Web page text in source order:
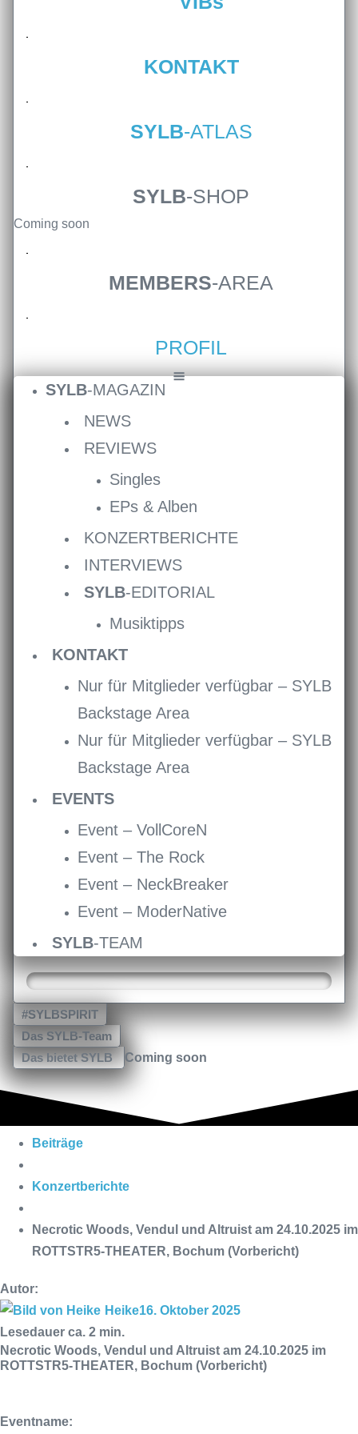
Vendul und Altruist am 24.10.2025
Bochum
KONTAKT
SYLB-ATLAS
SYLB-SHOP
Coming soon
MEMBERS-AREA
PROFIL
SYLB-MAGAZIN
NEWS
REVIEWS
Singles
EPs & Alben
KONZERTBERICHTE
INTERVIEWS
SYLB-EDITORIAL
Musiktipps
KONTAKT
Nur für Mitglieder verfügbar – SYLB
Backstage Area
Nur für Mitglieder verfügbar – SYLB
Backstage Area
EVENTS
Event – VollCoreN
Event – The Rock
Event – NeckBreaker
Event – ModerNative
SYLB-TEAM
#SYLBSPIRIT
Das SYLB-Team
Das bietet SYLB
Coming soon
Beiträge
Konzertberichte
Necrotic Woods, Vendul und Altruist am 24.10.2025 im
ROTTSTR5-THEATER, Bochum (Vorbericht)
Autor:
Heike16. Oktober 2025
Lesedauer ca. 2 min.
Necrotic Woods, Vendul und Altruist am 24.10.2025 im
ROTTSTR5-THEATER, Bochum (Vorbericht)
Eventname: